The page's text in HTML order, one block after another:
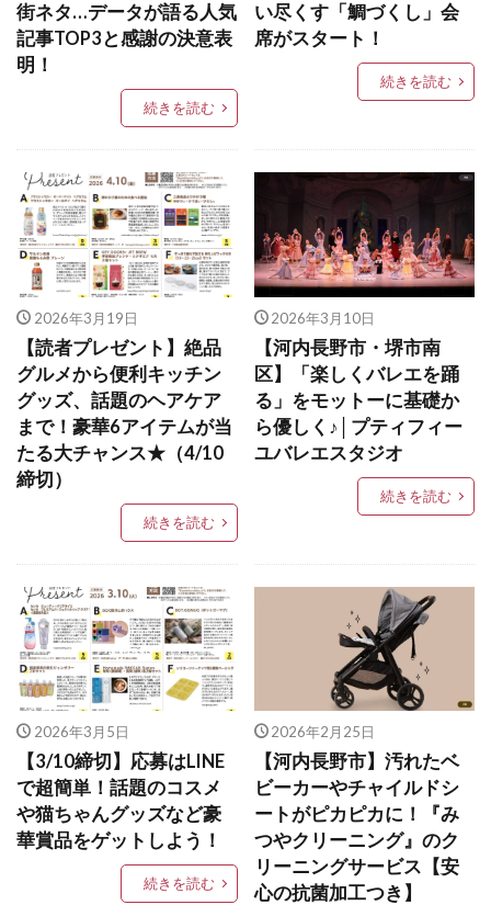
街ネタ…データが語る人気
記事TOP3と感謝の決意表
明！
続きを読む
い尽くす「鯛づくし」会
席がスタート！
続きを読む
2026年3月19日
【読者プレゼント】絶品
グルメから便利キッチン
グッズ、話題のヘアケア
まで！豪華6アイテムが当
たる大チャンス★（4/10
締切）
続きを読む
2026年3月10日
【河内長野市・堺市南
区】「楽しくバレエを踊
る」をモットーに基礎か
ら優しく♪│プティフィー
ユバレエスタジオ
続きを読む
2026年3月5日
【3/10締切】応募はLINE
で超簡単！話題のコスメ
や猫ちゃんグッズなど豪
華賞品をゲットしよう！
続きを読む
2026年2月25日
【河内長野市】汚れたベ
ビーカーやチャイルドシ
ートがピカピカに！『み
つやクリーニング』のク
リーニングサービス【安
心の抗菌加工つき】